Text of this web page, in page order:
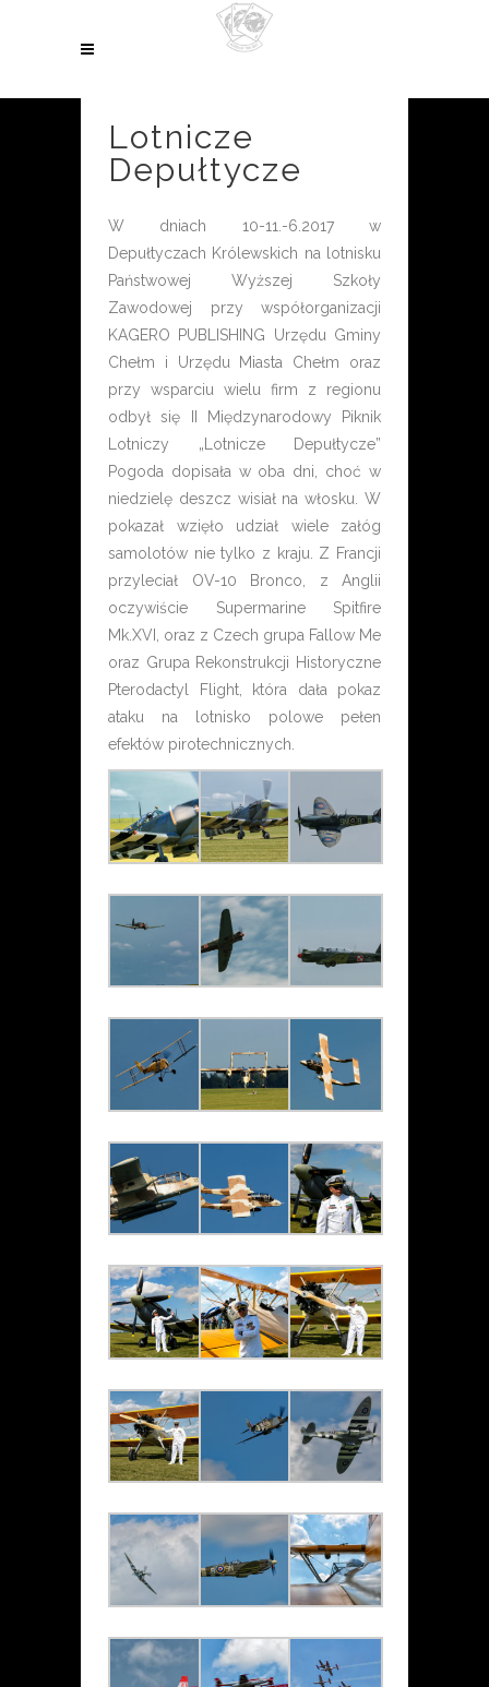
Lotnicze
Depułtycze
W dniach 10-11.-6.2017 w
Depułtyczach Królewskich na lotnisku
Państwowej Wyższej Szkoły
Zawodowej przy współorganizacji
KAGERO PUBLISHING Urzędu Gminy
Chełm i Urzędu Miasta Chełm oraz
przy wsparciu wielu firm z regionu
odbył się II Międzynarodowy Piknik
Lotniczy „Lotnicze Depułtycze”
Pogoda dopisała w oba dni, choć w
niedzielę deszcz wisiał na włosku. W
pokazał wzięło udział wiele załóg
samolotów nie tylko z kraju. Z Francji
przyleciał OV-10 Bronco, z Anglii
oczywiście Supermarine Spitfire
Mk.XVI, oraz z Czech grupa Fallow Me
oraz Grupa Rekonstrukcji Historyczne
Pterodactyl Flight, która dała pokaz
ataku na lotnisko polowe pełen
efektów pirotechnicznych.